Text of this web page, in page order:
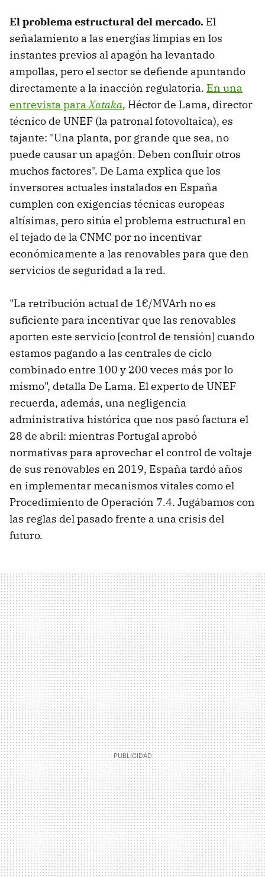
El problema estructural del mercado. El
señalamiento a las energías limpias en los
instantes previos al apagón ha levantado
ampollas, pero el sector se defiende apuntando
directamente a la inacción regulatoria. En una
entrevista paraXataka, Héctor de Lama, director
técnico de UNEF (la patronal fotovoltaica), es
tajante: "Una planta, por grande que sea, no
puede causar un apagón. Deben confluir otros
muchos factores". De Lama explica que los
inversores actuales instalados en España
cumplen con exigencias técnicas europeas
altísimas, pero sitúa el problema estructural en
el tejado de la CNMC por no incentivar
económicamente a las renovables para que den
servicios de seguridad a la red.
"La retribución actual de 1€/MVArh no es
suficiente para incentivar que las renovables
aporten este servicio [control de tensión] cuando
estamos pagando a las centrales de ciclo
combinado entre 100 y 200 veces más por lo
mismo", detalla De Lama. El experto de UNEF
recuerda, además, una negligencia
administrativa histórica que nos pasó factura el
28 de abril: mientras Portugal aprobó
normativas para aprovechar el control de voltaje
de sus renovables en 2019, España tardó años
en implementar mecanismos vitales como el
Procedimiento de Operación 7.4. Jugábamos con
las reglas del pasado frente a una crisis del
futuro.